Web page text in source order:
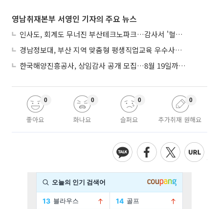
영남취재본부 서영인 기자의 주요 뉴스
인사도, 회계도 무너진 부산테크노파크…감사서 '혈세 유용·인사 뒤집기' 적발
경남정보대, 부산 지역 맞춤형 평생직업교육 우수사례로 혁신 주도
한국해양진흥공사, 상임감사 공개 모집…8월 19일까지 접수
좋아요
0
화나요
0
슬퍼요
0
추가취재 원해요
0